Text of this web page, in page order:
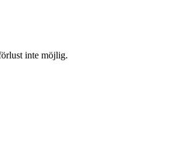
inte möjlig.